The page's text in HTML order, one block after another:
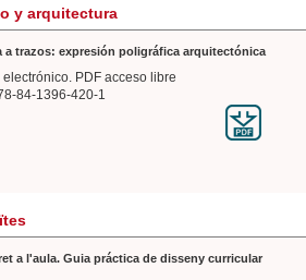
y arquitectura
a trazos: expresión poligráfica arquitectónica
electrónico. PDF acceso libre
84-1396-420-1
a l'aula. Guia práctica de disseny curricular